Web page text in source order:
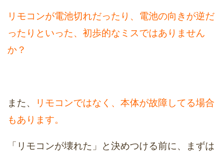
リモコンが電池切れだったり、電池の向きが逆だ
ったりといった、初歩的なミスではありません
か？
また、
リモコンではなく、本体が故障してる場合
もあります。
「リモコンが壊れた」と決めつける前に、まずは